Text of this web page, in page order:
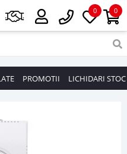
0
0
PROMOTII LICHIDARI STOC